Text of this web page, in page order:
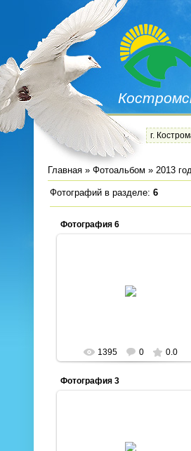
г.
Главная » Фотоальбом » 2013
Фотографий в разделе: 6
Фотография 6
1395 0 0.0
Фотография 3